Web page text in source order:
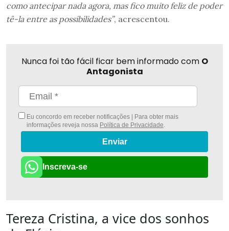
como antecipar nada agora, mas fico muito feliz de poder
tê-la entre as possibilidades”, acrescentou.
Nunca foi tão fácil ficar bem informado com O
Antagonista
Eu concordo em receber notificações | Para obter mais
informações reveja nossa Política de Privacidade.
Enviar
Inscreva-se
Tereza Cristina, a vice dos sonhos